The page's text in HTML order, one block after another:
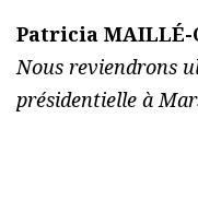
Patricia MAILLÉ-
Nous reviendrons
présidentielle à